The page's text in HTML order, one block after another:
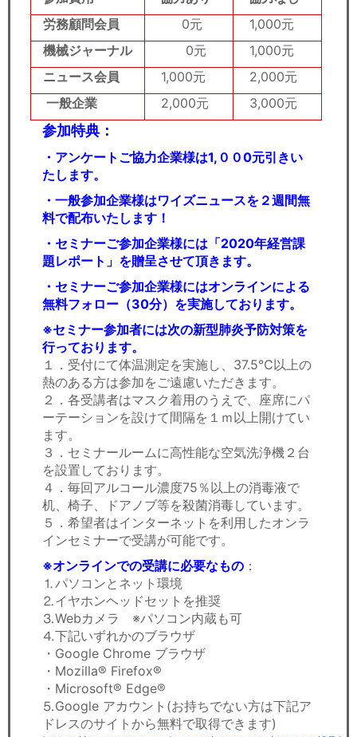
労務顧問会員
0元
1,000元
機械ジャーナル
0元
1,000元
ニュース会員
1,000元
2,000元
一般企業
2,000元 3,000元
参加特典：
・アンケートご協力企業様は1,００0元引きい
たします。
・一般参加企業様はワイズニュースを２週間無
料で配布いたします！
・セミナーご参加企業様には「2020年経営課
題レポート」を贈呈させて頂きます。
・セミナーご参加企業様にはオンラインによる
無料フォロー（30分）を実施しております。
※セミナー参加者には次の新型肺炎予防対策を
行っております。
１．受付にて体温測定を実施し、37.5℃以上の
熱のある方は参加をご遠慮いただきます。
２．各受講者はマスク着用のうえで、座席にパ
ーテーションを設けて間隔を１ｍ以上開けてい
ます。
３．セミナールームに高性能な空気洗浄機２台
を設置しております。
４．毎回アルコール濃度75％以上の消毒液で
机、椅子、ドアノブ等を殺菌消毒しています。
５．希望者はインターネットを利用したオンラ
インセミナーで受講が可能です。
※オンラインでの受講に必要なもの ：
⒈パソコンとネット環境
⒉イヤホンヘッドセットを推奨
⒊Webカメラ ※パソコン内蔵も可
⒋下記いずれかのブラウザ
・Google Chrome ブラウザ
・Mozilla® Firefox®
・Microsoft® Edge®
⒌Google アカウント(お持ちでない方は下記ア
ドレスのサイトから無料で取得できます)